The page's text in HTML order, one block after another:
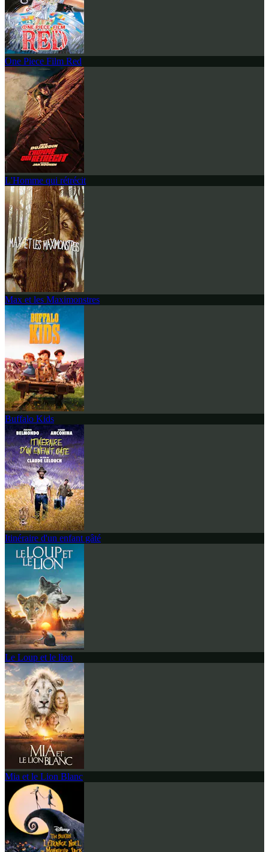
One Piece Film Red
L'Homme qui rétrécit
Max et les Maximonstres
Buffalo Kids
Itinéraire d'un enfant gâté
Le Loup et le lion
Mia et le Lion Blanc